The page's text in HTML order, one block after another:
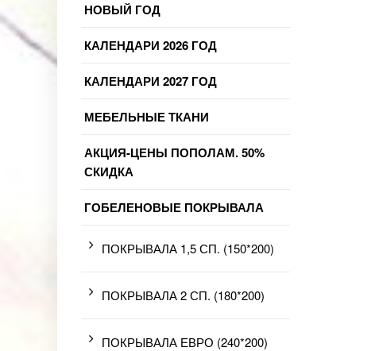
НОВЫЙ ГОД
КАЛЕНДАРИ 2026 ГОД
КАЛЕНДАРИ 2027 ГОД
МЕБЕЛЬНЫЕ ТКАНИ
АКЦИЯ-ЦЕНЫ ПОПОЛАМ. 50%
СКИДКА
ГОБЕЛЕНОВЫЕ ПОКРЫВАЛА
ПОКРЫВАЛА 1,5 СП. (150*200)
ПОКРЫВАЛА 2 СП. (180*200)
ПОКРЫВАЛА ЕВРО (240*200)